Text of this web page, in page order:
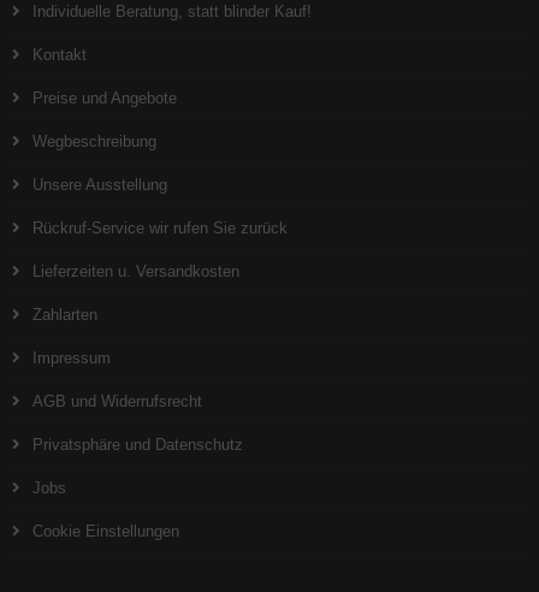
Individuelle Beratung, statt blinder Kauf!
Kontakt
Preise und Angebote
Wegbeschreibung
Unsere Ausstellung
Rückruf-Service wir rufen Sie zurück
Lieferzeiten u. Versandkosten
Zahlarten
Impressum
AGB und Widerrufsrecht
Privatsphäre und Datenschutz
Jobs
Cookie Einstellungen